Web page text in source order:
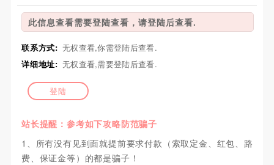
此信息查看需要登陆查看，请登陆后查看.
联系方式: 无权查看,你需登陆后查看.
详细地址: 无权查看,需要登陆后查看.
登陆
站长提醒：参考如下攻略防范骗子
1、所有没有见到面就提前要求付款（索取定金、红包、路
费、保证金等）的都是骗子！